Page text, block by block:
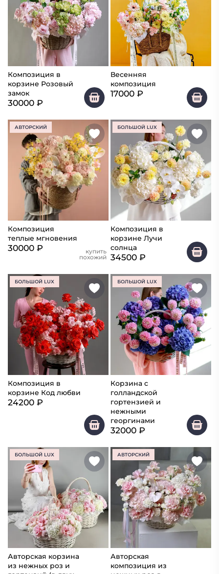
Композиция в
корзине Розовый
замок
30000 ₽
Весенняя
композиция
17000 ₽
АВТОРСКИЙ
Композиция
теплые мгновения
30000 ₽
купить
похожий
БОЛЬШОЙ LUX
Композиция в
корзине Лучи
солнца
34500 ₽
БОЛЬШОЙ LUX
Композиция в
корзине Код любви
24200 ₽
БОЛЬШОЙ LUX
Корзина с
голландской
гортензией и
нежными
георгинами
32000 ₽
БОЛЬШОЙ LUX
Авторская корзина
из нежных роз и
АВТОРСКИЙ
Авторская
композиция из